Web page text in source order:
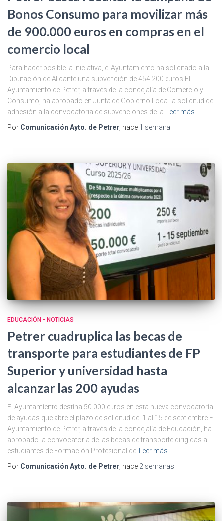
Bonos Consumo para movilizar más
de 900.000 euros en compras en el
comercio local
Para hacer posible la iniciativa, el Ayuntamiento ha solicitado a la
Diputación de Alicante una subvención de 454.200 euros El
Ayuntamiento de Petrer, a través de la concejalía de Comercio y
Consumo, ha aprobado en Junta de Gobierno Local la solicitud de
adhesión a la convocatoria de subvenciones de la
Leer más
Por Comunicación Ayto. de Petrer , hace 1 semana
EDUCACIÓN - NOTICIAS
Petrer cuadruplica las becas de
transporte para estudiantes de FP
Superior y universidad hasta
alcanzar las 200 ayudas
El Ayuntamiento destina 50.000 euros en esta nueva convocatoria
de ayudas que abre el plazo de solicitud del 1 al 15 de septiembre El
Ayuntamiento de Petrer, a través de la concejalía de Educación, ha
aprobado la convocatoria de las becas de transporte dirigidas a
estudiantes de Formación Profesional de Leer más
Por Comunicación Ayto. de Petrer, hace 2 semanas